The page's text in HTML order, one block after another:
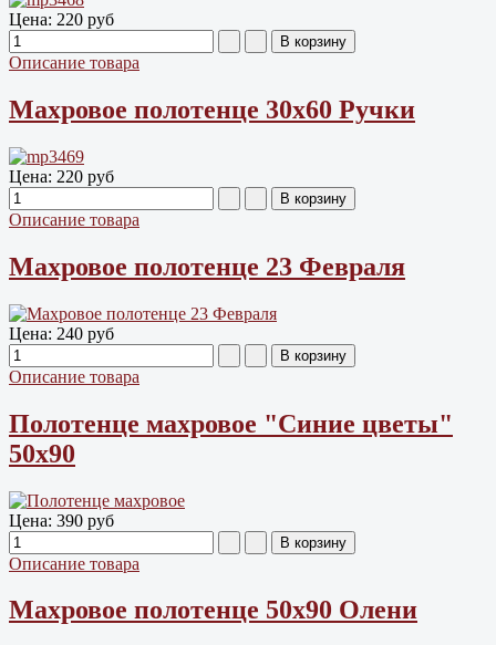
Цена: 220 руб
Описание товара
Махровое полотенце 30х60 Ручки
Цена: 220 руб
Описание товара
Махровое полотенце 23 Февраля
Цена: 240 руб
Описание товара
Полотенце махровое "Синие цветы"
50х90
Цена: 390 руб
Описание товара
Махровое полотенце 50х90 Олени